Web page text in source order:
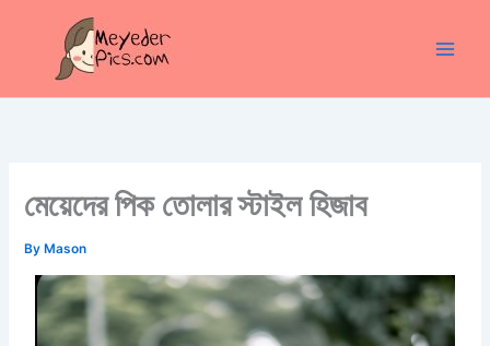
মেয়েদের পিক তোলার স্টাইল হিজাব
By Mason